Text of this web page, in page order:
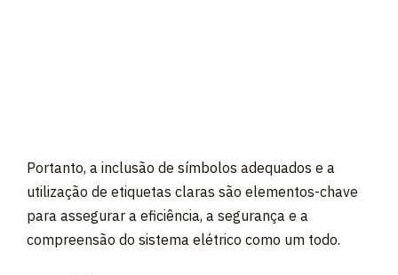
Portanto, a inclusão de símbolos adequados e a
utilização de etiquetas claras são elementos-chave
para assegurar a eficiência, a segurança e a
compreensão do sistema elétrico como um todo.